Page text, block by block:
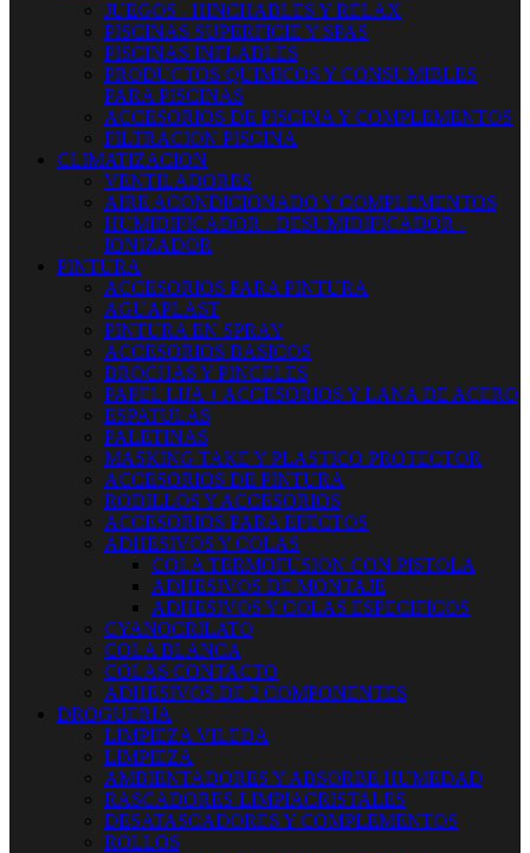
JUEGOS - HINCHABLES Y RELAX
PISCINAS SUPERFICIE Y SPAS
PISCINAS INFLABLES
PRODUCTOS QUIMICOS Y CONSUMIBLES
PARA PISCINAS
ACCESORIOS DE PISCINA Y COMPLEMENTOS
FILTRACION PISCINA
CLIMATIZACION
VENTILADORES
AIRE ACONDICIONADO Y COMPLEMENTOS
HUMIDIFICADOR - DESUMIDIFICADOR -
IONIZADOR
PINTURA
ACCESORIOS PARA PINTURA
AGUAPLAST
PINTURA EN SPRAY
ACCESORIOS BASICOS
BROCHAS Y PINCELES
PAPEL LIJA + ACCESORIOS Y LANA DE ACERO
ESPATULAS
PALETINAS
MASKING TAKE Y PLASTICO PROTECTOR
ACCESORIOS DE PINTURA
RODILLOS Y ACCESORIOS
ACCESORIOS PARA EFECTOS
ADHESIVOS Y COLAS
COLA TERMOFUSION CON PISTOLA
ADHESIVOS DE MONTAJE
ADHESIVOS Y COLAS ESPECIFICOS
CYANOCRILATO
COLA BLANCA
COLAS CONTACTO
ADHESIVOS DE 2 COMPONENTES
DROGUERIA
LIMPIEZA VILEDA
LIMPIEZA
AMBIENTADORES Y ABSORBE HUMEDAD
RASCADORES-LIMPIACRISTALES
DESATASCADORES Y COMPLEMENTOS
ROLLOS